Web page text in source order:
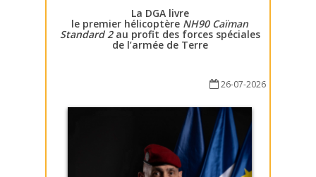
La DGA livre
le premier hélicoptère NH90 Caïman
Standard 2au profit des forces spéciales
de l’armée de Terre
26-07-2026